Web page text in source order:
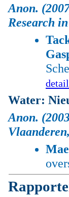
Anon.
Research
Water:
Anon.
Vlaanderen